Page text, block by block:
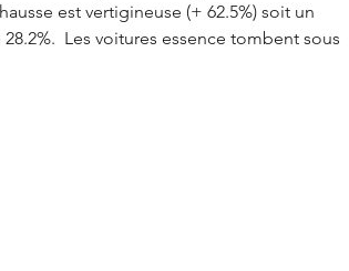
est vertigineuse (+ 62.5%) soit un
Les voitures essence tombent sous